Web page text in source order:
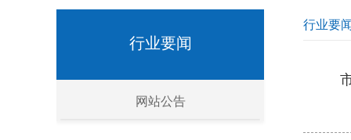
行业要闻
网站公告
行业要